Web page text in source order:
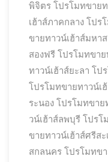
พิจิตร โปรโมทขาย
เฮ้าส์ภาคกลาง โปร
ขายทาวน์เฮ้าส์มหา
สองฟรี โปรโมทขาย
ทาวน์เฮ้าส์ยะลา โป
โปรโมทขายทาวน์เ
ระนอง โปรโมทขาย
วน์เฮ้าส์ลพบุรี โปรโ
ขายทาวน์เฮ้าส์ศรีสะ
สกลนคร โปรโมทข